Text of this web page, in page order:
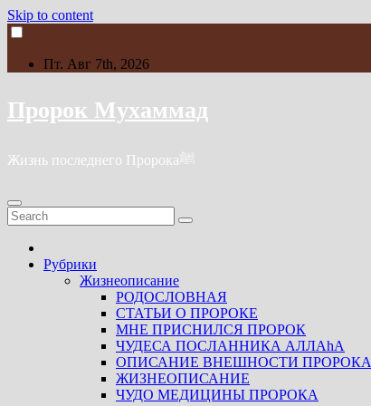
Skip to content
Пт. Авг 7th, 2026
Пророк Мухаммад
Жизнь последнего Пророкаﷺ
Рубрики
Жизнеописание
РОДОСЛОВНАЯ
СТАТЬИ О ПРОРОКЕ
МНЕ ПРИСНИЛСЯ ПРОРОК
ЧУДЕСА ПОСЛАННИКА АЛЛАhА
ОПИСАНИЕ ВНЕШНОСТИ ПРОРОКА
ЖИЗНЕОПИСАНИЕ
ЧУДО МЕДИЦИНЫ ПРОРОКА